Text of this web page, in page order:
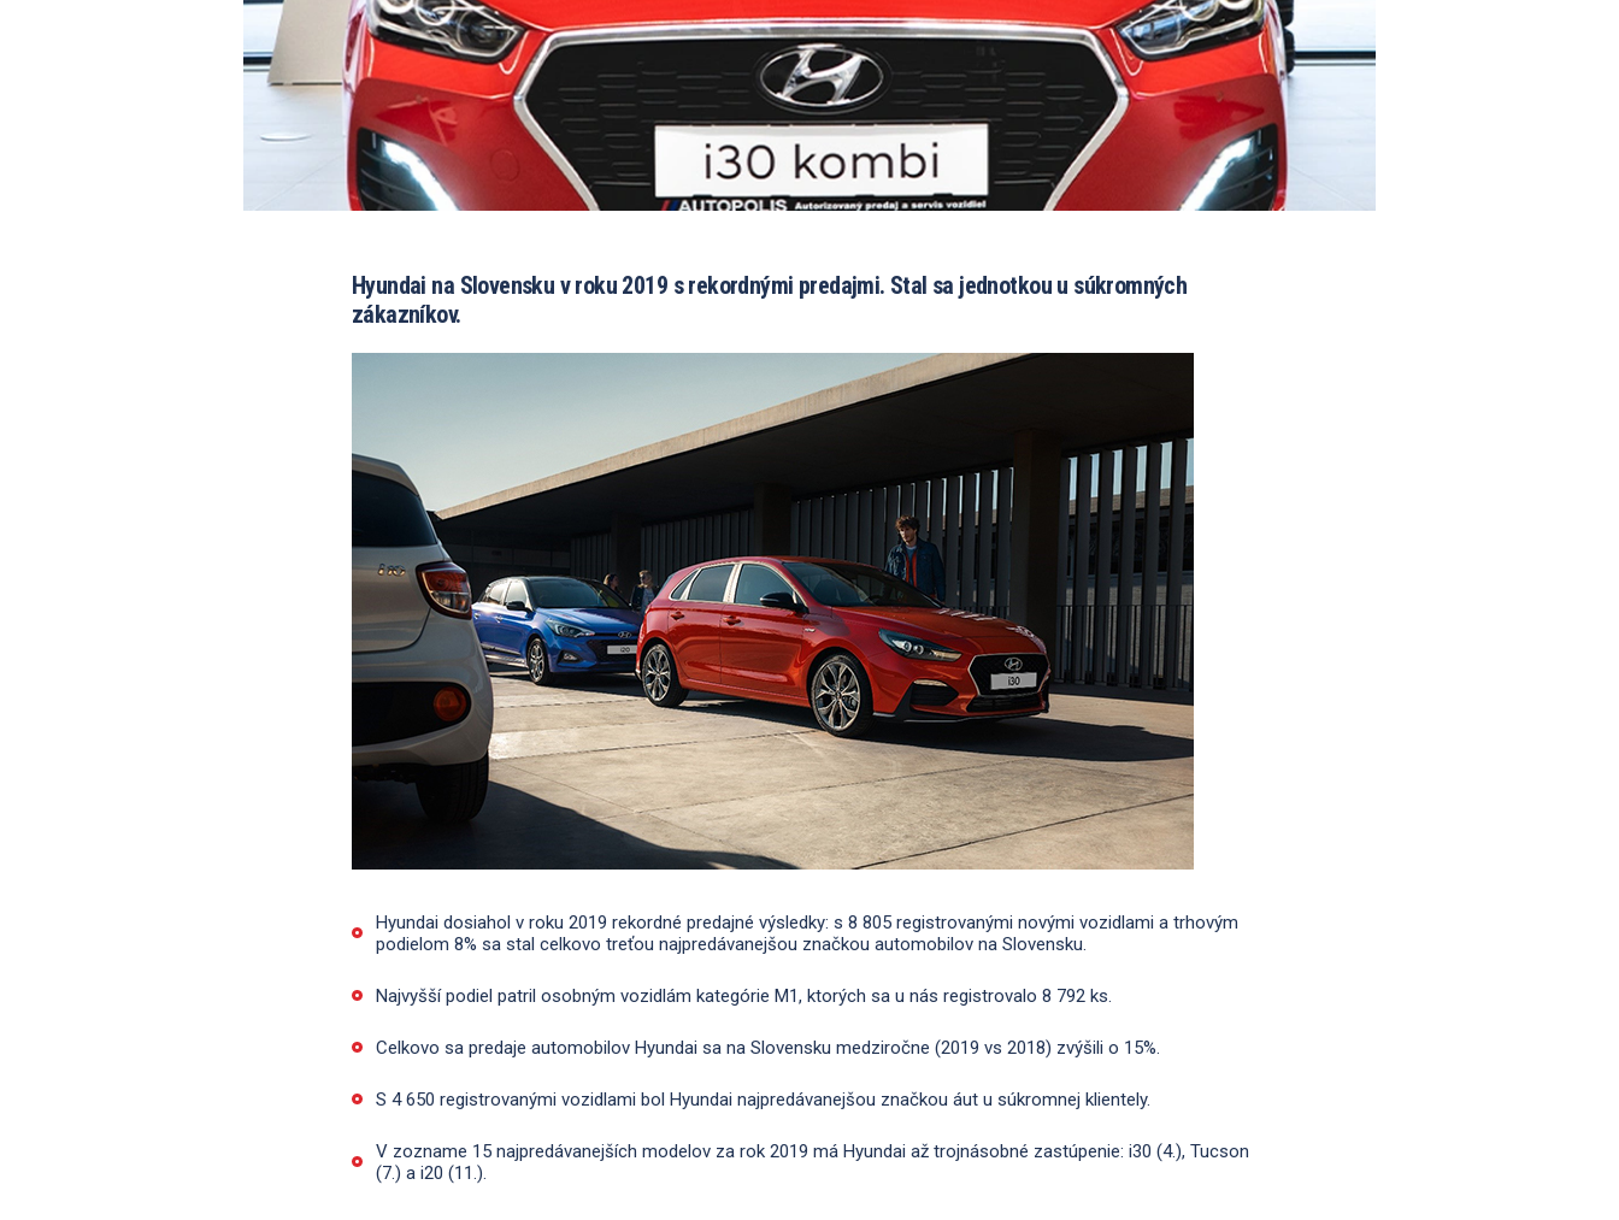
Hyundai na Slovensku v roku 2019 s rekordnými predajmi. Stal sa jednotkou u súkromných
zákazníkov.
Hyundai dosiahol v roku 2019 rekordné predajné výsledky: s 8 805 registrovanými novými vozidlami a trhovým
podielom 8% sa stal celkovo treťou najpredávanejšou značkou automobilov na Slovensku.
Najvyšší podiel patril osobným vozidlám kategórie M1, ktorých sa u nás registrovalo 8 792 ks.
Celkovo sa predaje automobilov Hyundai sa na Slovensku medziročne (2019 vs 2018) zvýšili o 15%.
S 4 650 registrovanými vozidlami bol Hyundai najpredávanejšou značkou áut u súkromnej klientely.
V zozname 15 najpredávanejších modelov za rok 2019 má Hyundai až trojnásobné zastúpenie: i30 (4.), Tucson
(7.) a i20 (11.).